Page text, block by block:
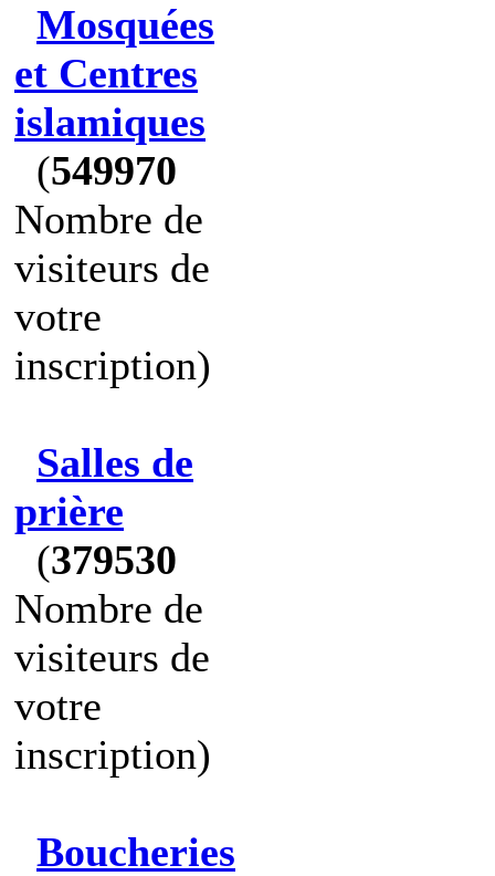
Mosquées
et Centres
islamiques
(549970
Nombre de
visiteurs de
votre
inscription)
Salles de
prière
(379530
Nombre de
visiteurs de
votre
inscription)
Boucheries